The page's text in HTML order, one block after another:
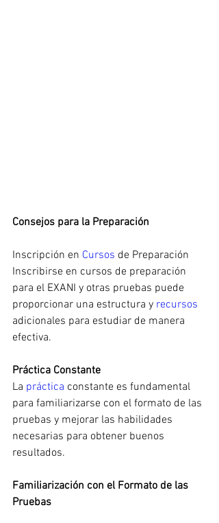
Consejos para la Preparación
Inscripción en Cursos de Preparación
Inscribirse en cursos de preparación
para el EXANI y otras pruebas puede
proporcionar una estructura y recursos
adicionales para estudiar de manera
efectiva.
Práctica Constante
La práctica constante es fundamental
para familiarizarse con el formato de las
pruebas y mejorar las habilidades
necesarias para obtener buenos
resultados.
Familiarización con el Formato de las
Pruebas